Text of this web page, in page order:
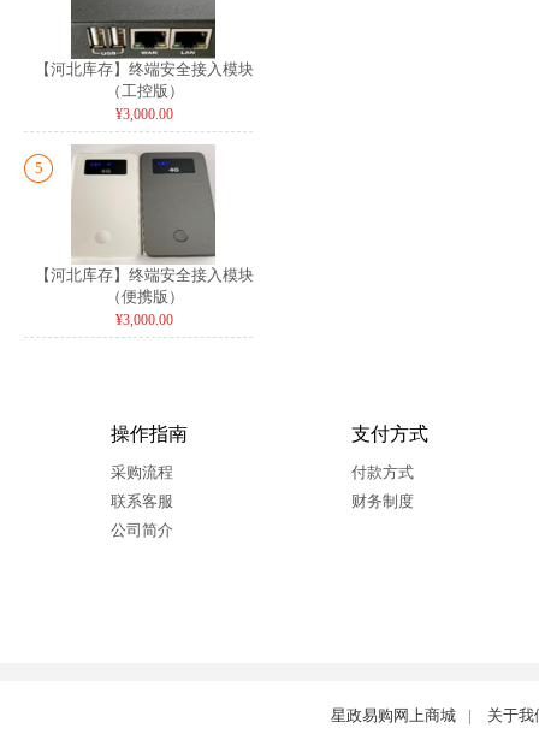
【河北库存】终端安全接入模块
（工控版）
¥3,000.00
5
【河北库存】终端安全接入模块
（便携版）
¥3,000.00
操作指南
采购流程
联系客服
公司简介
支付方式
付款方式
财务制度
星政易购网上商城 | 关于我